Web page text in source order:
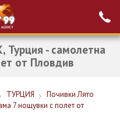
Проверка на
резервация
Турция - самолетна
от Пловдив
ТУРЦИЯ
Почивки Лято
7 нощувки с полет от